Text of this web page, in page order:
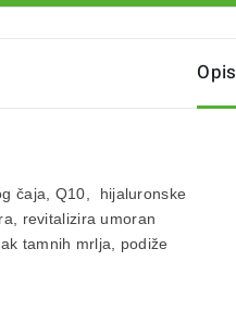
Opis
čaja, Q10, hijaluronske
revitalizira umoran
tamnih mrlja, podiže